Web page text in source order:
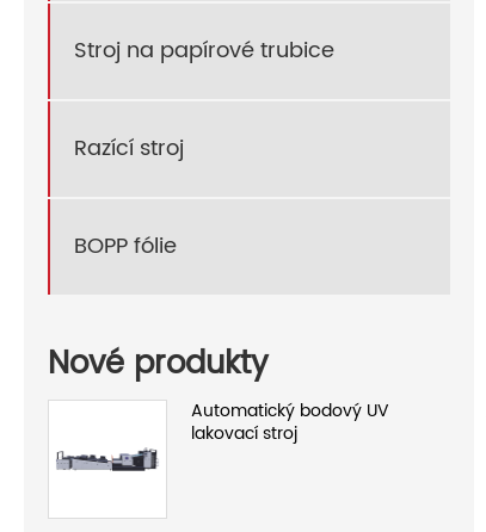
Stroj na papírové trubice
Razící stroj
BOPP fólie
Nové produkty
Automatický bodový UV
lakovací stroj